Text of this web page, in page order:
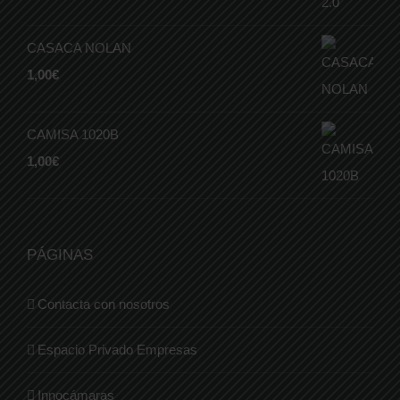
CASACA NOLAN
1,00€
CAMISA 1020B
1,00€
PÁGINAS
Contacta con nosotros
Espacio Privado Empresas
Innocámaras